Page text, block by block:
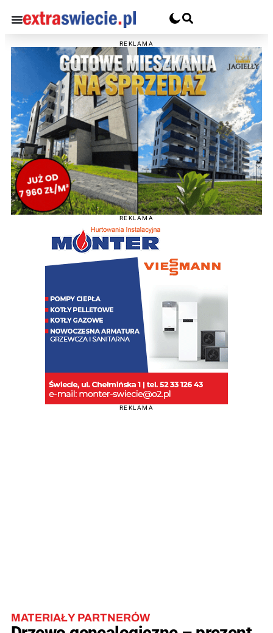
REKLAMA
REKLAMA
REKLAMA
MATERIAŁY PARTNERÓW